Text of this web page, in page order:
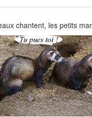
chantent, les petits